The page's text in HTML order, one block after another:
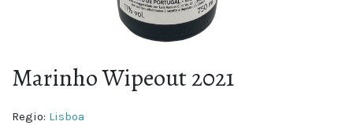
Marinho Wipeout 2021
Regio: Lisboa